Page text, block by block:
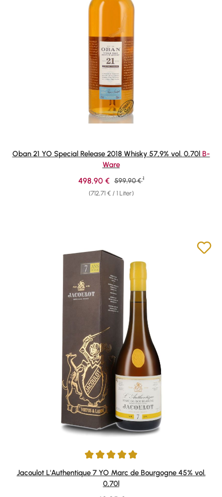
Oban 21 YO Special Release 2018 Whisky 57,9% vol. 0,70l B-
Ware
(712,71 € / 1 Liter)
Verkaufspreis:
498,90 € Regulärer Preis:
599,90 € 1
Durchschnittliche Bewertung von 5 von 5 Sternen
Jacoulot L'Authentique 7 YO Marc de Bourgogne 45% vol.
0,70l